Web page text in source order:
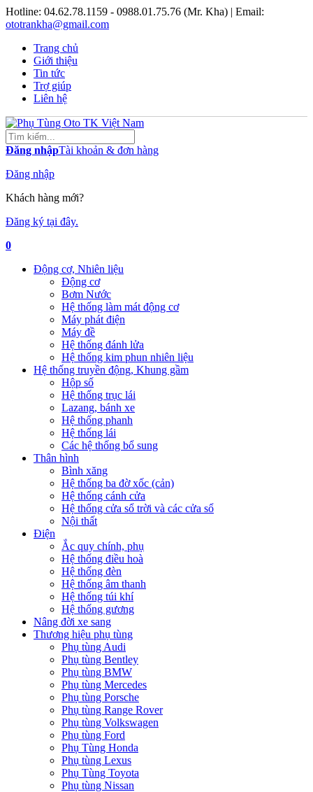
Hotline: 04.62.78.1159 - 0988.01.75.76 (Mr. Kha) | Email:
ototrankha@gmail.com
Trang chủ
Giới thiệu
Tin tức
Trợ giúp
Liên hệ
Đăng nhậpTài khoản & đơn hàng
Đăng nhập
Khách hàng mới?
Đăng ký tại đây.
0
Động cơ, Nhiên liệu
Động cơ
Bơm Nước
Hệ thống làm mát động cơ
Máy phát điện
Máy đề
Hệ thống đánh lửa
Hệ thống kim phun nhiên liệu
Hệ thống truyền động, Khung gầm
Hộp số
Hệ thống trục lái
Lazang, bánh xe
Hệ thống phanh
Hệ thống lái
Các hệ thống bổ sung
Thân hình
Bình xăng
Hệ thống ba đờ xốc (cản)
Hệ thống cánh cửa
Hệ thống cửa sổ trời và các cửa sổ
Nội thất
Điện
Ắc quy chính, phụ
Hệ thống điều hoà
Hệ thống đèn
Hệ thống âm thanh
Hệ thống túi khí
Hệ thống gương
Nâng đời xe sang
Thương hiệu phụ tùng
Phụ tùng Audi
Phụ tùng Bentley
Phụ tùng BMW
Phụ tùng Mercedes
Phụ tùng Porsche
Phụ tùng Range Rover
Phụ tùng Volkswagen
Phụ tùng Ford
Phụ Tùng Honda
Phụ tùng Lexus
Phụ Tùng Toyota
Phụ tùng Nissan